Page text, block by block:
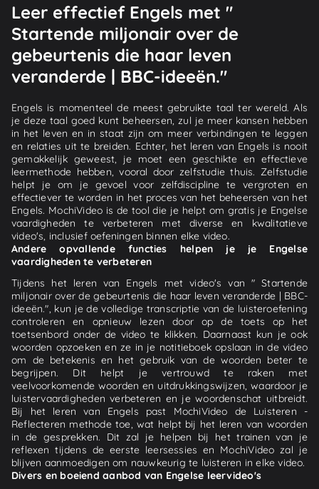
Leer effectief Engels met "
Startende miljonair over de
gebeurtenis die haar leven
veranderde | BBC-ideeën."
Engels is momenteel de meest gebruikte taal ter wereld. Als
je deze taal goed kunt beheersen, zul je meer kansen hebben
in het leven en in staat zijn om meer verbindingen te leggen
en relaties uit te breiden. Echter, het leren van Engels is nooit
gemakkelijk geweest, je moet een geschikte en effectieve
leermethode hebben, vooral door zelfstudie thuis. Zelfstudie
helpt je om je gevoel voor zelfdiscipline te vergroten en
effectiever te worden in het proces van het beheersen van het
Engels. MochiVideo is de tool die je helpt om gratis je Engelse
vaardigheden te verbeteren met diverse en kwalitatieve
video's, inclusief oefeningen binnen elke video.
Andere opvallende functies helpen je je Engelse
vaardigheden te verbeteren
Tijdens het leren van Engels met video's van " Startende
miljonair over de gebeurtenis die haar leven veranderde | BBC-
ideeën.", kun je de volledige transcriptie van de luisteroefening
controleren en opnieuw lezen door op de toets op het
toetsenbord onder de video te klikken. Daarnaast kun je ook
woorden opzoeken en ze in je notitieboek opslaan in de video
om de betekenis en het gebruik van de woorden beter te
begrijpen. Dit helpt je vertrouwd te raken met
veelvoorkomende woorden en uitdrukkingswijzen, waardoor je
luistervaardigheden verbeteren en je woordenschat uitbreidt.
Bij het leren van Engels past MochiVideo de Luisteren -
Reflecteren methode toe, wat helpt bij het leren van woorden
in de gesprekken. Dit zal je helpen bij het trainen van je
reflexen tijdens de eerste leersessies en MochiVideo zal je
blijven aanmoedigen om nauwkeurig te luisteren in elke video.
Divers en boeiend aanbod van Engelse leervideo's